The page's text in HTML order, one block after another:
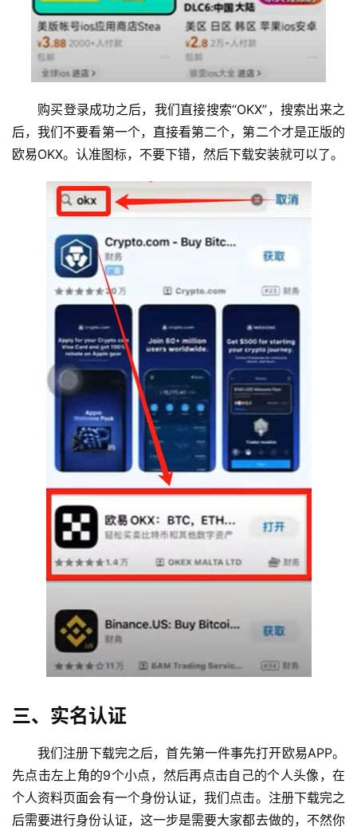
购买登录成功之后，我们直接搜索“OKX”，搜索出来之
后，我们不要看第一个，直接看第二个，第二个才是正版的
欧易OKX。认准图标，不要下错，然后下载安装就可以了。
三、实名认证
我们注册下载完之后，首先第一件事先打开欧易APP。
先点击左上角的9个小点，然后再点击自己的个人头像，在
个人资料页面会有一个身份认证，我们点击。注册下载完之
后需要进行身份认证，这一步是需要大家都去做的，不然你